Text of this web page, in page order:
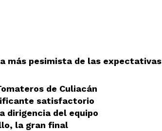
más pesimista de las expectativas
de Culiacán
satisfactorio
dirigencia del equipo
la gran final